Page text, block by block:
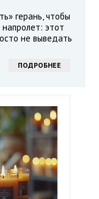
герань, чтобы
этот
не выведать
ПОДРОБНЕЕ